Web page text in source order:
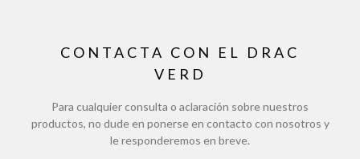
CONTACTA CON EL DRAC
VERD
Para cualquier consulta o aclaración sobre nuestros
productos, no dude en ponerse en contacto con nosotros y
le responderemos en breve.